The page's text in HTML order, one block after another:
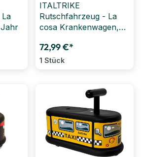
ITALTRIKE
Rutschfahrzeug - La
cosa Krankenwagen,
72,99 €*
1 Stück